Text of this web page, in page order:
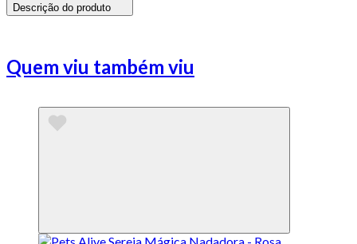
Descrição do produto
Quem viu também viu